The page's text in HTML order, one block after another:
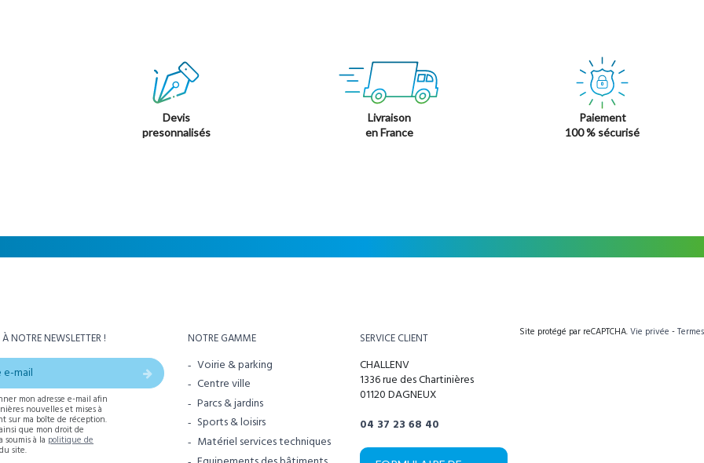
Devis
presonnalisés
Livraison
en France
Paiement
100 % sécurisé
NOTRE NEWSLETTER !
mon adresse e-mail afin
nouvelles et mises à
sur ma boîte de réception.
que mon droit de
soumis à la politique de
site.
NOTRE GAMME
Voirie & parking
Centre ville
Parcs & jardins
Sports & loisirs
Matériel services techniques
SERVICE CLIENT
CHALLENV
1336 rue des Chartinières
01120 DAGNEUX
04 37 23 68 40
Site protégé par reCAPTCHA. Vie privée - Termes